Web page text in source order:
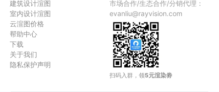
建筑设计渲图
室内设计渲图
云渲图价格
帮助中心
下载
关于我们
隐私保护声明
市场合作/生态合作/分销代理：
evanliu@rayvision.com
扫码入群，领5元渲染劵